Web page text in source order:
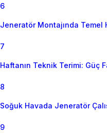
6
Jeneratör Montajında Temel
7
Haftanın Teknik Terimi: Güç
8
Soğuk Havada Jeneratör
9